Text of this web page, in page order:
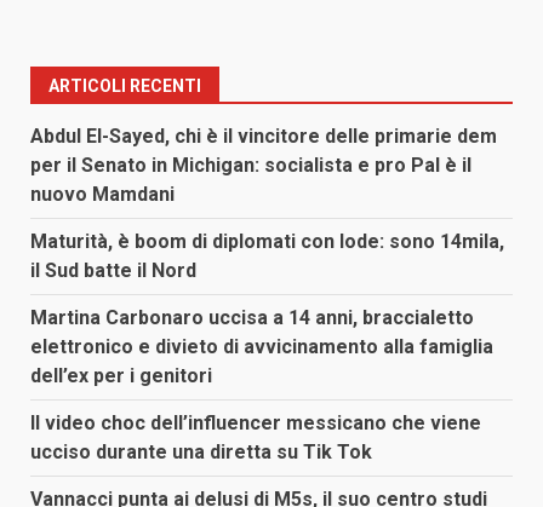
ARTICOLI RECENTI
Abdul El-Sayed, chi è il vincitore delle primarie dem
per il Senato in Michigan: socialista e pro Pal è il
nuovo Mamdani
Maturità, è boom di diplomati con lode: sono 14mila,
il Sud batte il Nord
Martina Carbonaro uccisa a 14 anni, braccialetto
elettronico e divieto di avvicinamento alla famiglia
dell’ex per i genitori
Il video choc dell’influencer messicano che viene
ucciso durante una diretta su Tik Tok
Vannacci punta ai delusi di M5s, il suo centro studi